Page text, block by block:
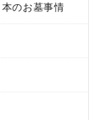
のお墓事情